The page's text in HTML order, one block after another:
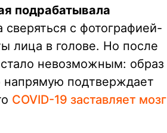
подрабатывала
с фотографией-
лица в голове. Но после
стало невозможным: образ
напрямую подтверждает
COVID-19 заставляет мозг